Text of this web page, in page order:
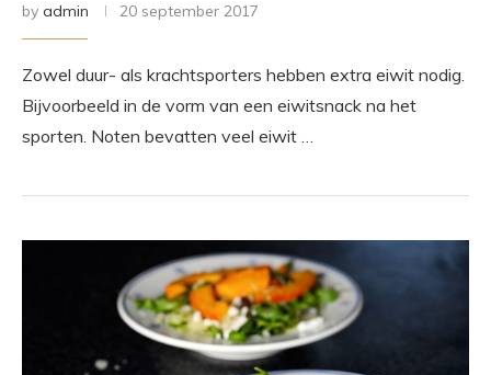
by admin 20 september 2017
Zowel duur- als krachtsporters hebben extra eiwit nodig.
Bijvoorbeeld in de vorm van een eiwitsnack na het
sporten. Noten bevatten veel eiwit …